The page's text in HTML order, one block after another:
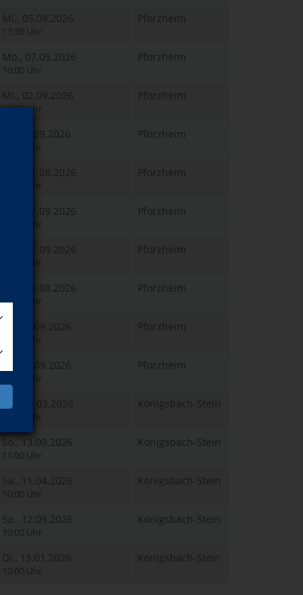
Mi., 05.08.2026
17:30 Uhr
Pforzheim
Mo., 07.09.2026
10:00 Uhr
Pforzheim
Mi., 02.09.2026
10:00 Uhr
Pforzheim
Fr., 11.09.2026
10:00 Uhr
Pforzheim
Mo., 31.08.2026
16:00 Uhr
Pforzheim
Mo., 07.09.2026
08:00 Uhr
Pforzheim
Mo., 07.09.2026
10:30 Uhr
Pforzheim
Mo., 31.08.2026
09:00 Uhr
Pforzheim
Di., 01.09.2026
14:00 Uhr
Pforzheim
Di., 08.09.2026
14:00 Uhr
Pforzheim
Mi., 11.03.2026
19:00 Uhr
Königsbach-Stein
So., 13.09.2026
11:00 Uhr
Königsbach-Stein
Sa., 11.04.2026
10:00 Uhr
Königsbach-Stein
Sa., 12.09.2026
10:00 Uhr
Königsbach-Stein
Di., 13.01.2026
10:00 Uhr
Königsbach-Stein